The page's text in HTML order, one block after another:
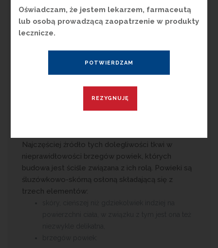
światłem i zmianami temperatury. Dzięki
mruganiu umożliwiają też rozprowadzanie
filmu łzowego po oku, zapewniając tym
Zaczerwieniona powieka, gradówka, jęczmień czy
zaschnięta wydzielina na rzęsach to dość
popularne problemy. Często też objawy są mniej
charakterystyczne – niewielki dyskomfort,
swędzenie i podrażnienie brzegów powiek oraz
Najczęściej źródło tych dolegliwości tkwi w
nieprawidłowości brzegów powiek, których
budowa jest ściśle związana z ich rolą. Powieki są
śluzówkowo-skórną osłoną składającą się z
trzech elementów:
Oświadczam, że jestem lekarzem, farmaceutą
lub osobą prowadzącą zaopatrzenie w produkty
lecznicze.